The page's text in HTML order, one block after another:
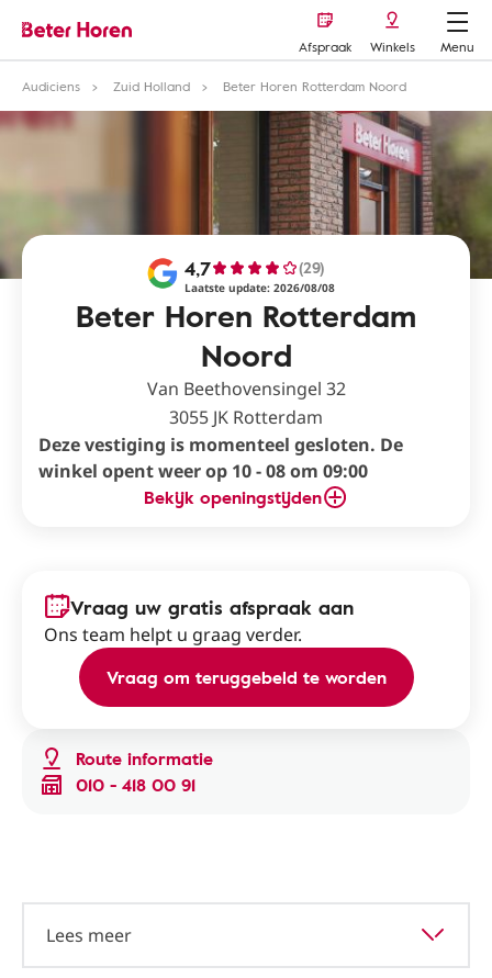
Afspraak Winkels
Menu
Audiciens
Zuid Holland Beter Horen Rotterdam Noord
Beter Horen Rotterdam
Noord
4,7 (29)
Laatste update: 2026/08/08
Van Beethovensingel 32
3055 JK Rotterdam
Deze vestiging is momenteel gesloten. De
winkel opent weer op 10 - 08 om 09:00
Bekijk openingstijden
Route informatie
010 - 418 00 91
Vraag uw gratis afspraak aan
Ons team helpt u graag verder.
Vraag om teruggebeld te worden
Lees meer